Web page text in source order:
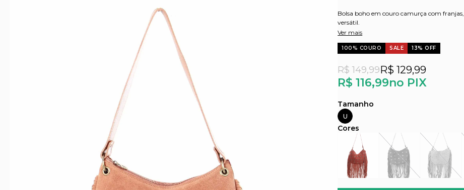
Bolsa boho em couro camurça com
versátil.
Ver mais
13% OFF
SALE
100% COURO
R$ 116,99no PIX
R$ 149,99R$ 129,99
U